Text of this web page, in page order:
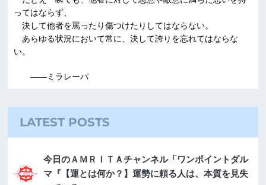
ってはならず、
決して他者を罵ったり傷つけたりしてはならない。
あらゆる状況において常に、決して誇りを忘れてはならな
い。
――ミラレーパ
LATEST POSTS
今日のＡＭＲＩＴＡチャンネル「ワンポイントダル
マ『【運とは何か？】運勢に頼る人は、本質を見失